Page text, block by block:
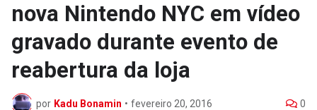
nova Nintendo NYC em vídeo
gravado durante evento de
reabertura da loja
por Kadu Bonamin • fevereiro 20, 2016 0